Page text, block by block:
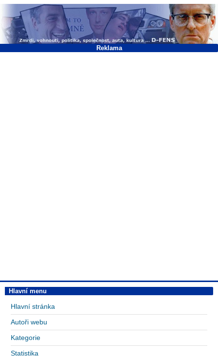
Reklama
Hlavní menu
Hlavní stránka
Autoři webu
Kategorie
Statistika